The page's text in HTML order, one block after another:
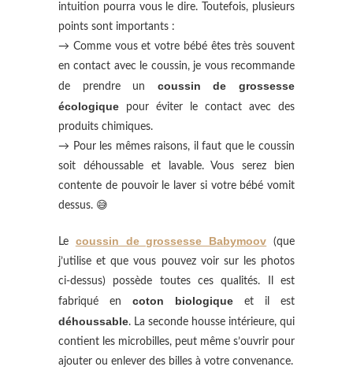
intuition pourra vous le dire. Toutefois, plusieurs
points sont importants :
→ Comme vous et votre bébé êtes très souvent
en contact avec le coussin, je vous recommande
de prendre un coussin de grossesse
écologique pour éviter le contact avec des
produits chimiques.
→ Pour les mêmes raisons, il faut que le coussin
soit déhoussable et lavable. Vous serez bien
contente de pouvoir le laver si votre bébé vomit
dessus. 😅
Le coussin de grossesse Babymoov (que
j’utilise et que vous pouvez voir sur les photos
ci-dessus) possède toutes ces qualités. Il est
fabriqué en coton biologique et il est
déhoussable. La seconde housse intérieure, qui
contient les microbilles, peut même s’ouvrir pour
ajouter ou enlever des billes à votre convenance.